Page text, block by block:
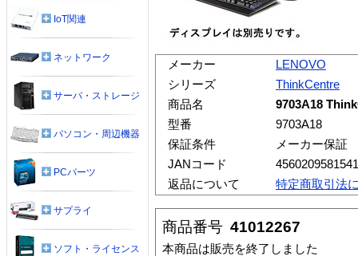
メーカー
LENOVO
シリーズ
ThinkCentre
商品名
9703A18
型番
9703A18
保証条件
メーカー保証
JANコード
4560209581541
返品について
特定商取引法
商品番号 41012267
本商品は販売を終了しました
IoT関連
ネットワーク
サーバ・ストレージ
パソコン・周辺機器
PCパーツ
サプライ
ソフト・ライセンス